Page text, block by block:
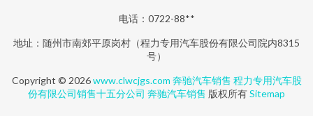
电话：0722-88**
地址：随州市南郊平原岗村（程力专用汽车股份有限公司院内8315
号）
Copyright © 2026www.clwcjgs.com 奔驰汽车销售 程力专用汽车股
份有限公司销售十五分公司 奔驰汽车销售 版权所有Sitemap